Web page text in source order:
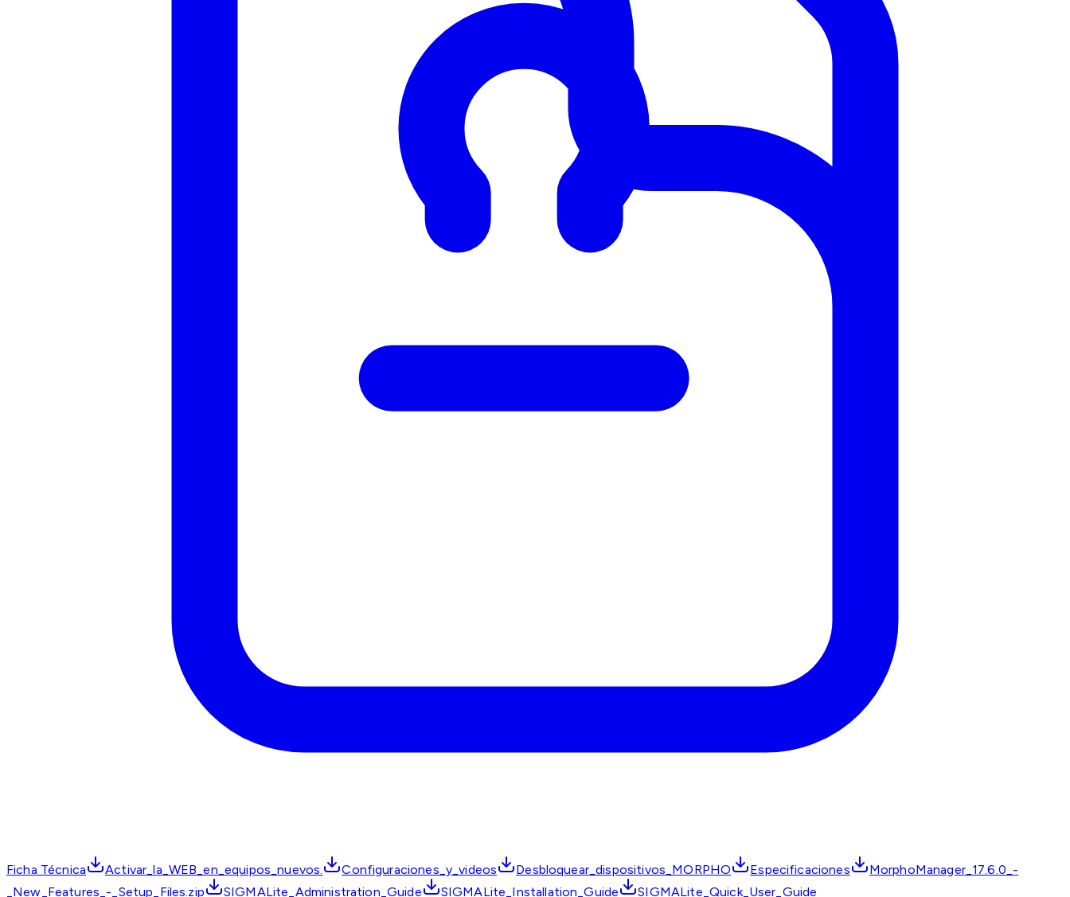
Ficha Técnica Activar_la_WEB_en_equipos_nuevos. Configuraciones_y_videos Desbloquear_dispositivos_MORPHO Especificaciones
MorphoManager_17.6.0_-
_New_Features_-_Setup_Files.zip
SIGMALite_Administration_Guide SIGMALite_Installation_Guide SIGMALite_Quick_User_Guide